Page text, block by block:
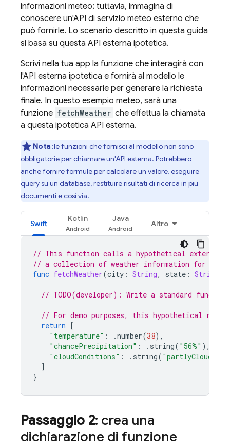
informazioni meteo; tuttavia, immagina di
conoscere un'API di servizio meteo esterno che
può fornirle. Lo scenario descritto in questa guida
si basa su questa API esterna ipotetica.
Scrivi nella tua app la funzione che interagirà con
l'API esterna ipotetica e fornirà al modello le
informazioni necessarie per generare la richiesta
finale. In questo esempio meteo, sarà una
funzione fetchWeather che effettua la chiamata
a questa ipotetica API esterna.
Nota :le funzioni che fornisci al modello non sono
obbligatorie per chiamare un'API esterna. Potrebbero
anche fornire formule per calcolare un valore, eseguire
query su un database, restituire risultati di ricerca in più
documenti e così via.
Swift
Kotlin Java
Altro
// This function calls a hypothetical external
// a collection of weather information for a
func fetchWeather(city : String, state : String
// TODO(developer): Write a standard
// For demo purposes, this hypothetical
return [
"temperature" : .number(38),
"chancePrecipitation" : . string( "56%" ),
"cloudConditions" : . string( "partlyCloudy"
]
}
Passaggio 2: crea una
dichiarazione di funzione